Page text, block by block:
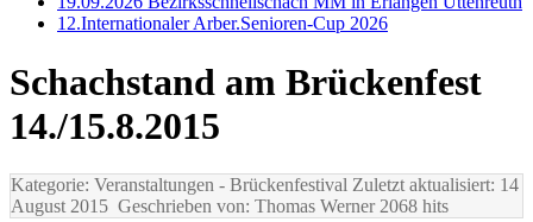
12.Internationaler Arber.Senioren-Cup 2026
Schachstand am Brückenfest
14./15.8.2015
Kategorie: Veranstaltungen - Brückenfestival Zuletzt aktualisiert: 14
August 2015 Geschrieben von: Thomas Werner2068 hits